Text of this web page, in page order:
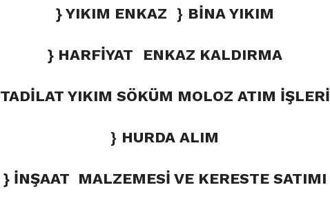
} YIKIM ENKAZ } BİNA YIKIM
} HARFİYAT ENKAZ KALDIRMA
TADİLAT YIKIM SÖKÜM MOLOZ ATIM İŞLERİ
} HURDA ALIM
} İNŞAAT MALZEMESİ VE KERESTE SATIMI